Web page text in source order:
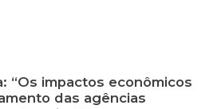
“Os impactos econômicos
das agências